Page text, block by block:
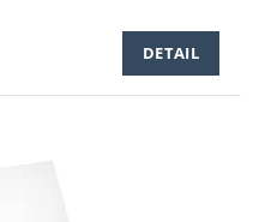
DETAIL